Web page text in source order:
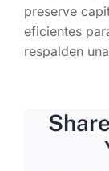
preserve
eficientes
respalden